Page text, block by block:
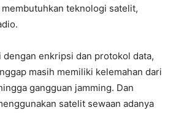
teknologi satelit,
enkripsi dan protokol data,
masih memiliki kelemahan dari
gangguan jamming. Dan
satelit sewaan adanya